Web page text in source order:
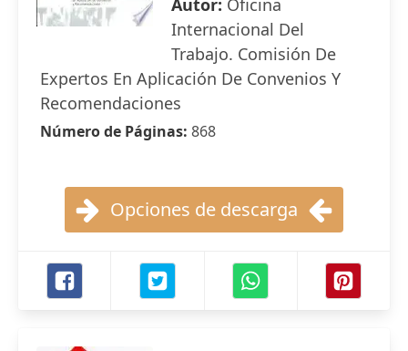
Autor: Oficina
Internacional Del
Trabajo. Comisión De
Expertos En Aplicación De Convenios Y
Recomendaciones
Número de Páginas: 868
Opciones de descarga